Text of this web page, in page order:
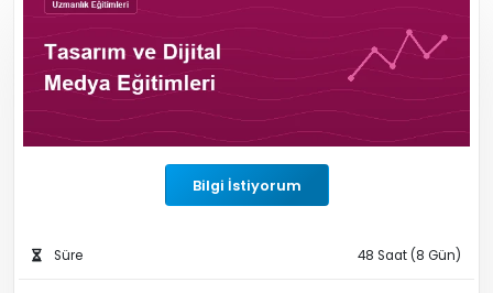
Bilgi İstiyorum
Süre 48 Saat (8 Gün)